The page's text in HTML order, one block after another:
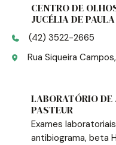
CENTRO DE
JUCÉLIA DE
(42) 3522-2665
Rua Siqueira
LABORATÓRIO
PASTEUR
Exames
antibiograma, beta